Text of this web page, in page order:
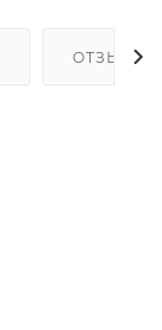
ОТЗЫВЫ